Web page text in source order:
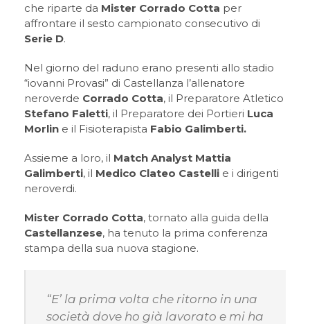
che riparte da Mister Corrado Cotta per
affrontare il sesto campionato consecutivo di
Serie D.
Nel giorno del raduno erano presenti allo stadio
“iovanni Provasi” di Castellanza l’allenatore
neroverde Corrado Cotta, il Preparatore Atletico
Stefano Faletti, il Preparatore dei Portieri Luca
Morlin e il Fisioterapista Fabio Galimberti.
Assieme a loro, il Match Analyst Mattia
Galimberti, il Medico Clateo Castelli e i dirigenti
neroverdi.
Mister Corrado Cotta, tornato alla guida della
Castellanzese, ha tenuto la prima conferenza
stampa della sua nuova stagione.
“E’ la prima volta che ritorno in una
società dove ho già lavorato e mi ha